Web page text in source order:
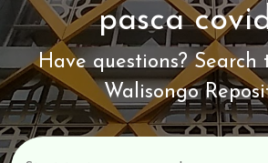
pasca
Have questions? Search
Walisongo